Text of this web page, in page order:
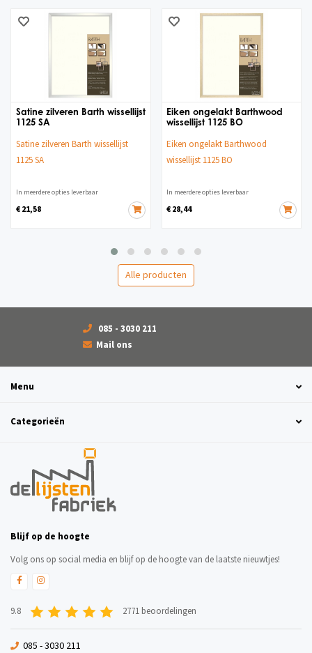
Satine zilveren Barth wissellijst
1125 SA
Satine zilveren Barth wissellijst
1125 SA
In meerdere opties leverbaar
€ 21,58
Eiken ongelakt Barthwood
wissellijst 1125 BO
Eiken ongelakt Barthwood
wissellijst 1125 BO
In meerdere opties leverbaar
€ 28,44
Alle producten
085 - 3030 211
Mail ons
Menu
Categorieën
Blijf op de hoogte
Volg ons op social media en blijf op de hoogte van de laatste nieuwtjes!
9.8 2771 beoordelingen
085 - 3030 211